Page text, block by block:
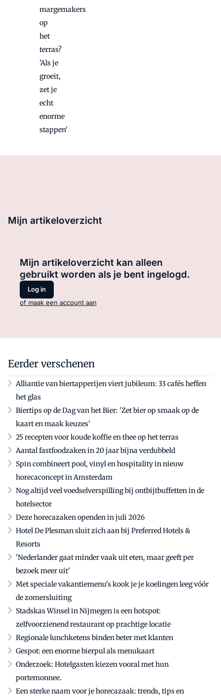
margemakers
op
het
terras?
'Als je
groeit,
zet je
echt
enorme
stappen'
Mijn artikeloverzicht
Mijn artikeloverzicht kan alleen
gebruikt worden als je bent ingelogd.
Log in
of maak een account aan
Eerder verschenen
Alliantie van biertapperijen viert jubileum: 33 cafés heffen
het glas
Biertips op de Dag van het Bier: 'Zet bier op smaak op de
kaart en maak keuzes'
25 recepten voor koude koffie en thee op het terras
Aantal fastfoodzaken in 20 jaar bijna verdubbeld
Spin combineert pool, vinyl en hospitality in nieuw
horecaconcept in Amsterdam
Nog altijd veel voedselverspilling bij ontbijtbuffetten in de
hotelsector
Deze horecazaken openden in juli 2026
Hotel De Plesman sluit zich aan bij Preferred Hotels &
Resorts
'Nederlander gaat minder vaak uit eten, maar geeft per
bezoek meer uit'
Met speciale vakantiemenu's kook je je koelingen leeg vóór
de zomersluiting
Stadskas Winsel in Nijmegen is een hotspot:
zelfvoorzienend restaurant op prachtige locatie
Regionale lunchketens binden beter met klanten
Gespot: een enorme bierpul als menukaart
Onderzoek: Hotelgasten kiezen vooral met hun
portemonnee.
Een sterke naam voor je horecazaak: trends, tips en